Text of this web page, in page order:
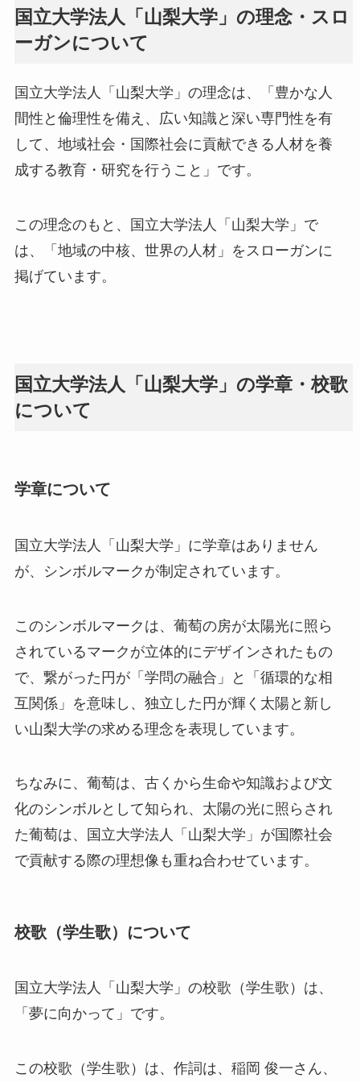
国立大学法人「山梨大学」の理念・スロ
ーガンについて
国立大学法人「山梨大学」の理念は、「豊かな人
間性と倫理性を備え、広い知識と深い専門性を有
して、地域社会・国際社会に貢献できる人材を養
成する教育・研究を行うこと」です。
この理念のもと、国立大学法人「山梨大学」で
は、「地域の中核、世界の人材」をスローガンに
掲げています。
国立大学法人「山梨大学」の学章・校歌
について
学章について
国立大学法人「山梨大学」に学章はありません
が、シンボルマークが制定されています。
このシンボルマークは、葡萄の房が太陽光に照ら
されているマークが立体的にデザインされたもの
で、繋がった円が「学問の融合」と「循環的な相
互関係」を意味し、独立した円が輝く太陽と新し
い山梨大学の求める理念を表現しています。
ちなみに、葡萄は、古くから生命や知識および文
化のシンボルとして知られ、太陽の光に照らされ
た葡萄は、国立大学法人「山梨大学」が国際社会
で貢献する際の理想像も重ね合わせています。
校歌（学生歌）について
国立大学法人「山梨大学」の校歌（学生歌）は、
「夢に向かって」です。
この校歌（学生歌）は、作詞は、稲岡 俊一さん、